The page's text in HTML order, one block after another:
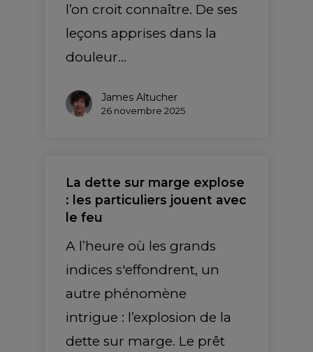
l’on croit connaître. De ses
leçons apprises dans la
douleur…
James Altucher
26 novembre 2025
La dette sur marge explose
: les particuliers jouent avec
le feu
A l’heure où les grands
indices s'effondrent, un
autre phénomène
intrigue : l’explosion de la
dette sur marge. Le prêt